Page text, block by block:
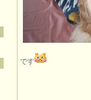
です